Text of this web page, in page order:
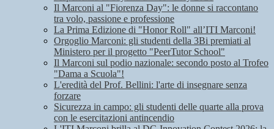
Il Marconi al "Fiorenza Day": le donne si raccontano
tra volo, passione e professione
La Prima Edizione di "Honor Roll" all’ITI Marconi!
Orgoglio Marconi: gli studenti della 3Bi premiati al
Ministero per il progetto "PeerTutor School"
Il Marconi sul podio nazionale: secondo posto al Trofeo
"Dama a Scuola"!
L'eredità del Prof. Bellini: l'arte di insegnare senza
forzare
Sicurezza in campo: gli studenti delle quarte alla prova
con le esercitazioni antincendio